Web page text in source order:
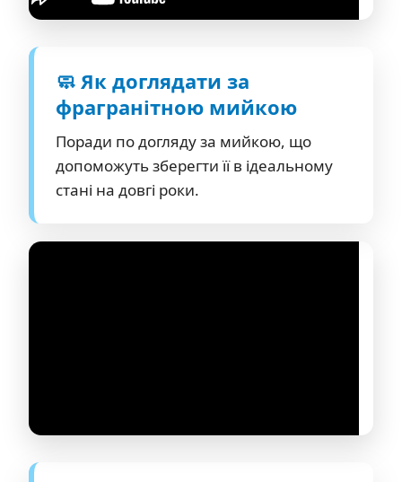
🧼 Як доглядати за
фрагранітною мийкою
Поради по догляду за мийкою, що
допоможуть зберегти її в ідеальному
стані на довгі роки.